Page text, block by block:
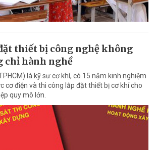
thiết bị công nghệ không
chỉ hành nghề
là kỹ sư cơ khí, có 15 năm kinh nghiệm
cơ điện và thi công lắp đặt thiết bị cơ khí cho
quy mô lớn.